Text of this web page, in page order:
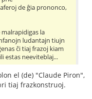
de ĝia prononco,
la
ludantajn tiujn
ĉi tiaj frazoj kiam
estas neeviteblaj...
el (de) "Claude Piron",
tiaj frazkonstruoj.